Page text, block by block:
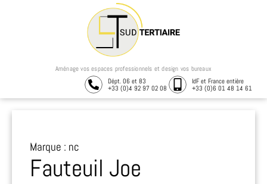
Dépt. 06 et 83
+33 (0)4 92 97 02 08
IdF et France entière
+33 (0)6 01 48 14 61
Aménage vos espaces professionnels et design vos bureaux
Marque : nc
Fauteuil Joe